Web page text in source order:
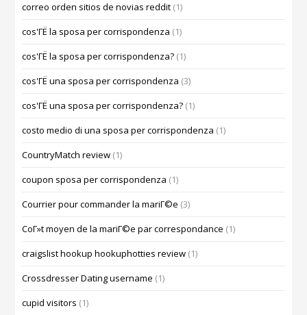
correo orden sitios de novias reddit (1)
cos'ГЁ la sposa per corrispondenza (1)
cos'ГЁ la sposa per corrispondenza? (1)
cos'ГЁ una sposa per corrispondenza (3)
cos'ГЁ una sposa per corrispondenza? (1)
costo medio di una sposa per corrispondenza (1)
CountryMatch review (1)
coupon sposa per corrispondenza (1)
Courrier pour commander la mariГ©e (3)
CoГ»t moyen de la mariГ©e par correspondance (1)
craigslist hookup hookuphotties review (1)
Crossdresser Dating username (1)
cupid visitors (1)